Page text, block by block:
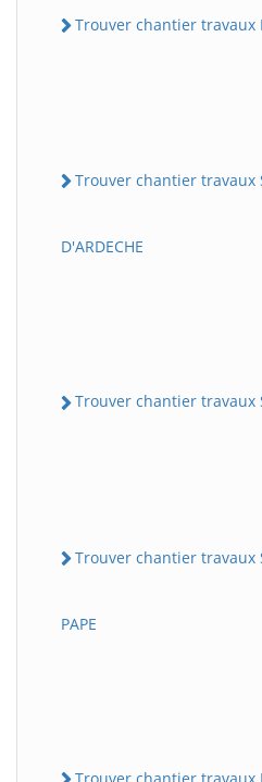
Trouver chantier travaux
Trouver chantier travaux
D'ARDECHE
Trouver chantier travaux
Trouver chantier travaux
PAPE